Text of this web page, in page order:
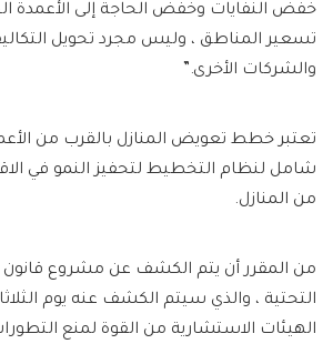
خفض النفايات وخفض الحاجة إلى الأعمدة
تسعير المناطق ، وليس مجرد تحويل
والشركات الأخرى.”
تعتبر خطط تعويض المنازل بالقرب من
شامل لنظام التخطيط لتحفيز النمو في
من المنازل.
من المقرر أن يتم الكشف عن مشروع قانون
التحتية ، والذي سيتم الكشف عنه يوم
الهيئات الاستشارية من القوة لمنع